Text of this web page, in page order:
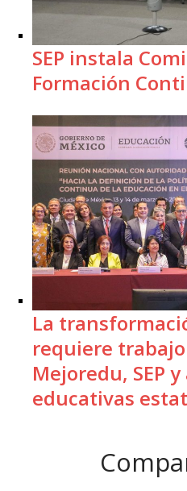
SEP instala
Formación
La
requiere
Mejoredu, SEP
educativas